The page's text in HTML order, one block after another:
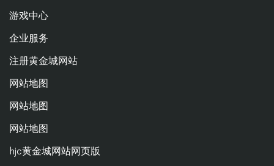
游戏中心
企业服务
注册黄金城网站
网站地图
网站地图
网站地图
hjc黄金城网站网页版